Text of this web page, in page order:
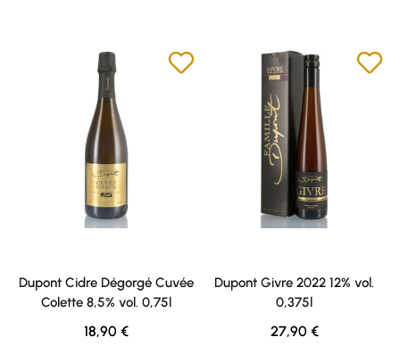
Dupont Cidre Dégorgé Cuvée
Colette 8,5% vol. 0,75l
Regulärer Preis:
18,90 €
Dupont Givre 2022 12% vol.
0,375l
Regulärer Preis:
27,90 €